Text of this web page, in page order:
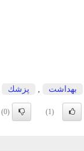
بهداشت , پزشك
(1)
(0)